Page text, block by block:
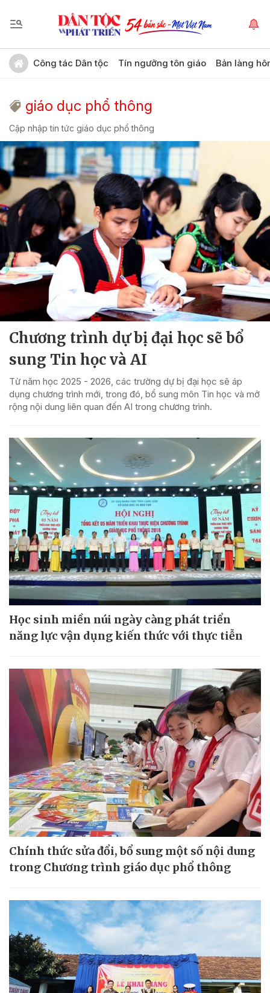
Công tác Dân tộc Tín ngưỡng tôn giáo Bản làng
giáo dục phổ thông
Cập nhập tin tức giáo dục phổ thông
Chương trình dự bị đại học sẽ bổ
sung Tin học và AI
Từ năm học 2025 - 2026, các trường dự bị đại học sẽ áp
dụng chương trình mới, trong đó, bổ sung môn Tin học và mở
rộng nội dung liên quan đến AI trong chương trình.
Học sinh miền núi ngày càng phát triển
năng lực vận dụng kiến thức với thực tiễn
Chính thức sửa đổi, bổ sung một số nội dung
trong Chương trình giáo dục phổ thông